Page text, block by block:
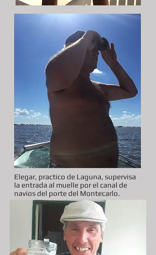
Elegar, practico de Laguna, supervisa
la entrada al muelle por el canal de
navios del porte del Montecarlo.